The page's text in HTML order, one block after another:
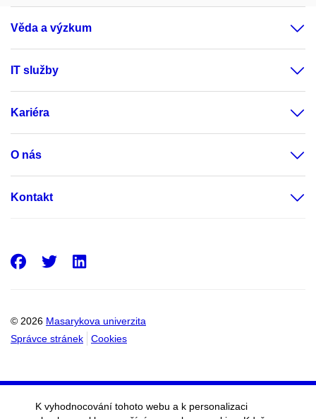
Věda a výzkum
IT služby
Kariéra
O nás
Kontakt
© 2026 Masarykova univerzita
Správce stránek
Cookies
Facebook
Twitter
K vyhodnocování tohoto webu a k personalizaci